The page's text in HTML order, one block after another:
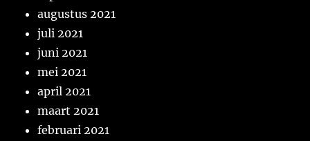
augustus 2021
juli 2021
juni 2021
mei 2021
april 2021
maart 2021
februari 2021